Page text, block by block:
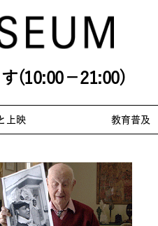
(10:00－21:00)
上映 教育普及